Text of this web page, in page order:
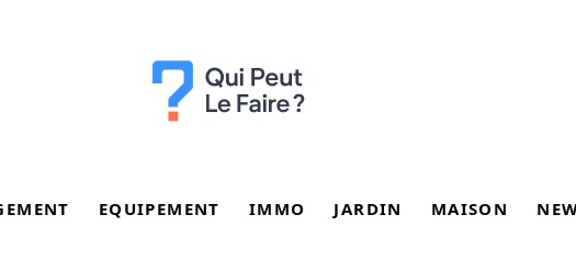
EQUIPEMENT IMMO JARDIN MAISON